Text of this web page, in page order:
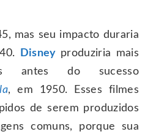
mas seu impacto duraria
Disney produziria mais
antes do sucesso
, em 1950. Esses filmes
de serem produzidos
comuns, porque sua